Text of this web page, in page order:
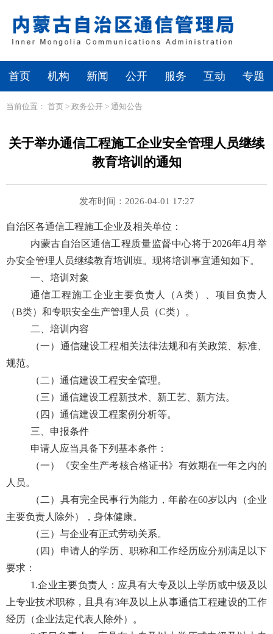
首页 机构 新闻 公开 服务 互动 专题
当前位置： 首页 > 政务公开 > 通知公告
关于举办通信工程施工企业安全管理人员继续
教育培训的通知
发布时间：2026-04-01 17:27
自治区各通信工程施工企业及相关单位：
内蒙古自治区通信工程质量监督中心将于2026年4月举
办安全管理人员继续教育培训班。现将培训事宜通知如下。
一、培训对象
通信工程施工企业主要负责人（ A类）、项目负责人
（B类）和专职安全生产管理人员（C类）。
二、培训内容
（一）通信建设工程相关法律法规和有关政策、标准、
规范。
（二）通信建设工程安全管理。
（三）通信建设工程新技术、新工艺、新方法。
（四）通信建设工程案例分析等。
三、申报条件
申请人应当具备下列基本条件：
（一）
《安全生产考核合格证书》有效期在一年之内的
人员。
（二）具有完全民事行为能力，年龄在60岁以内（企业
主要负责人除外），身体健康。
（三）与企业有正式劳动关系。
（ 四 ）申请人的学历、职称和工作经历应分别满足以下
要求：
1.企业主要负责人：应具有大专及以上学历或中级及以
上专业技术职称，且具有3年及以上从事通信工程建设的工作
经历（企业法定代表人除外）。